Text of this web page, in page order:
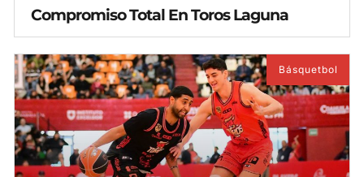
Compromiso Total En Toros Laguna
Básquetbol